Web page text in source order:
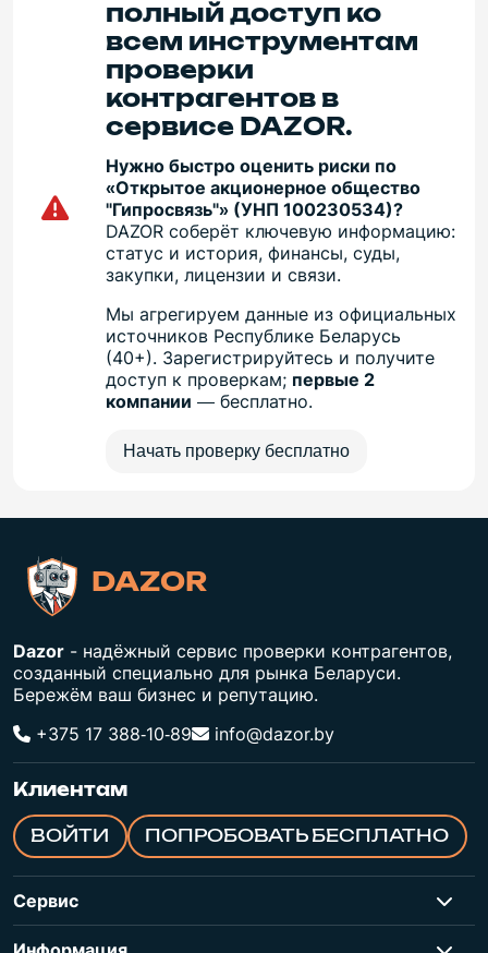
полный доступ ко
всем инструментам
проверки
контрагентов в
сервисе DAZOR.
Нужно быстро оценить риски по
«Открытое акционерное общество
"Гипросвязь"» (УНП 100230534)?
DAZOR соберёт ключевую информацию:
статус и история, финансы, суды,
закупки, лицензии и связи.
Мы агрегируем данные из официальных
источников Республике Беларусь
(40+). Зарегистрируйтесь и получите
доступ к проверкам; первые 2
компании — бесплатно.
Начать проверку бесплатно
DAZOR
Dazor - надёжный сервис проверки контрагентов,
созданный специально для рынка Беларуси.
Бережём ваш бизнес и репутацию.
+375 17 388‑10‑89
info@dazor.by
Клиентам
ВОЙТИ ПОПРОБОВАТЬ БЕСПЛАТНО
Сервис